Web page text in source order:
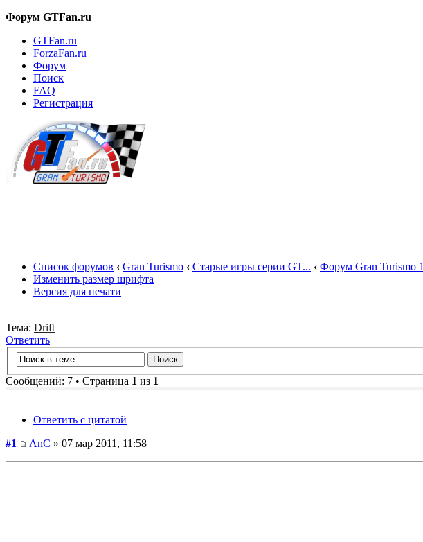
Форум GTFan.ru
GTFan.ru
ForzaFan.ru
Форум
Поиск
FAQ
Регистрация
Список форумов ‹ Gran Turismo ‹ Старые игры серии GT... ‹ Форум Gran Turismo 1
Изменить размер шрифта
Версия для печати
Тема: Drift
Ответить
Сообщений: 7 • Страница 1 из 1
Ответить с цитатой
#1
AnC » 07 мар 2011, 11:58